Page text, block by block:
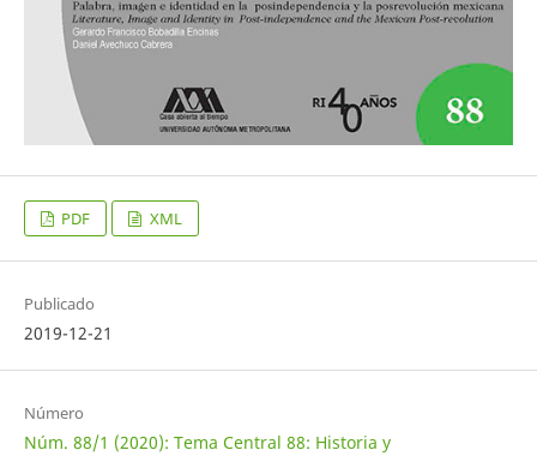
PDF XML
Publicado
2019-12-21
Número
Núm. 88/1 (2020): Tema Central 88: Historia y